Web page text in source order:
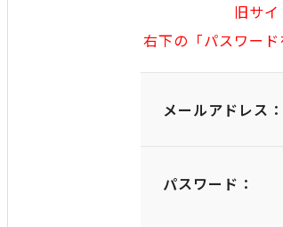
旧サ
右下の「パスワー
メールアドレス：
パスワード：